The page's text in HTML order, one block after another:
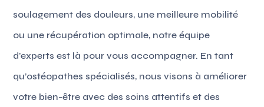
soulagement des douleurs, une meilleure mobilité
ou une récupération optimale, notre équipe
d’experts est là pour vous accompagner. En tant
qu’ostéopathes spécialisés, nous visons à améliorer
votre bien-être avec des soins attentifs et des